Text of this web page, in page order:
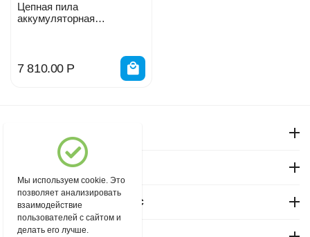
Цепная пила
аккумуляторная
7 810.00 Р
Магазин "Северный"
Покупательский сервис
Мы используем cookie. Это
позволяет анализировать
взаимодействие
пользователей с сайтом и
делать его лучше.